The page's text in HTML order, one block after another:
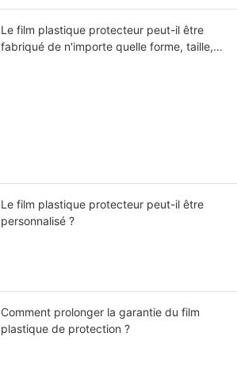
Le film plastique protecteur peut-il être
fabriqué de n'importe quelle forme, taille,
Le film plastique protecteur peut-il être
personnalisé ?
Comment prolonger la garantie du film
plastique de protection ?